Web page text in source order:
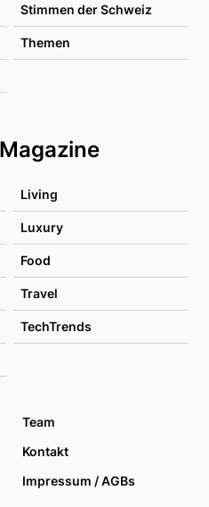
Stimmen der Schweiz
Themen
Living
Luxury
Food
Travel
TechTrends
Team
Kontakt
Impressum / AGBs